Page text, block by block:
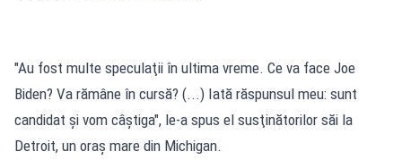
"Au fost multe speculaţii în ultima vreme. Ce va face Joe
Biden? Va rămâne în cursă? (...) Iată răspunsul meu: sunt
candidat şi vom câştiga", le-a spus el susţinătorilor săi la
Detroit, un oraş mare din Michigan.